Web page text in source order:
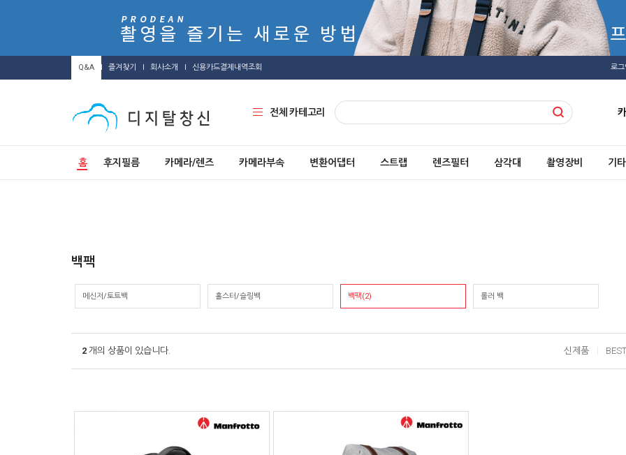
Q&A 즐겨찾기 회사소개 신용카드결제내역조회 로그
전체 카테고리
홈 후지필름 카메라/렌즈 카메라부속 변환어댑터 스트랩 렌즈필터 삼각대 촬영장비 기
백팩
메신저/토트백 홀스터/슬링백 백팩(2) 롤러 백
2 개의 상품이 있습니다. 신제품 BEST